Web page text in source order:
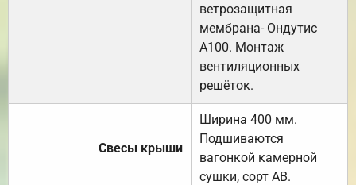
ветрозащитная
мембрана- Ондутис
А100. Монтаж
вентиляционных
решёток.
Свесы крыши
Ширина 400 мм.
Подшиваются
вагонкой камерной
сушки, сорт АВ.